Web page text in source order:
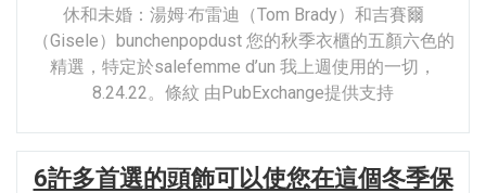
休和未婚：湯姆·布雷迪（Tom Brady）和吉賽爾
（Gisele）bunchenpopdust 您的秋季衣櫃的五顏六色的
精選，特定於salefemme d’un 我上週使用的一切，
8.24.22。條紋 由PubExchange提供支持
6許多首選的頭飾可以使您在這個冬季保